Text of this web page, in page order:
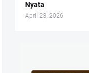
Nyata
April 28, 2026